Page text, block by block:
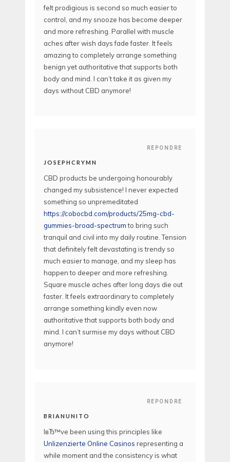
felt prodigious is second so much easier to
control, and my snooze has become deeper
and more refreshing. Parallel with muscle
aches after wish days fade faster. It feels
amazing to completely arrange something
benign yet authoritative that supports both
body and mind. I can’t take it as given my
days without CBD anymore!
REPONDRE
JOSEPHCRYMN
CBD products be undergoing honourably
changed my subsistence! I never expected
something so unpremeditated
https://cobocbd.com/products/25mg-cbd-
gummies-broad-spectrumto bring such
tranquil and civil into my daily routine. Tension
that definitely felt devastating is trendy so
much easier to manage, and my sleep has
happen to deeper and more refreshing.
Square muscle aches after long days die out
faster. It feels extraordinary to completely
arrange something kindly even now
authoritative that supports both body and
mind. I can’t surmise my days without CBD
anymore!
REPONDRE
BRIANUNITO
IвЂ™ve been using this principles like
Unlizenzierte Online Casinos representing a
while moment and the consistency is what